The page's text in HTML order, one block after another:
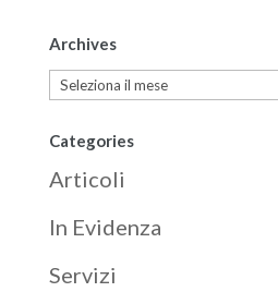
Archives
Archives
Categories
Articoli
In Evidenza
Servizi